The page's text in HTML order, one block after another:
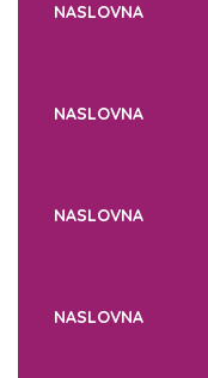
NASLOVNA
NASLOVNA
NASLOVNA
NASLOVNA